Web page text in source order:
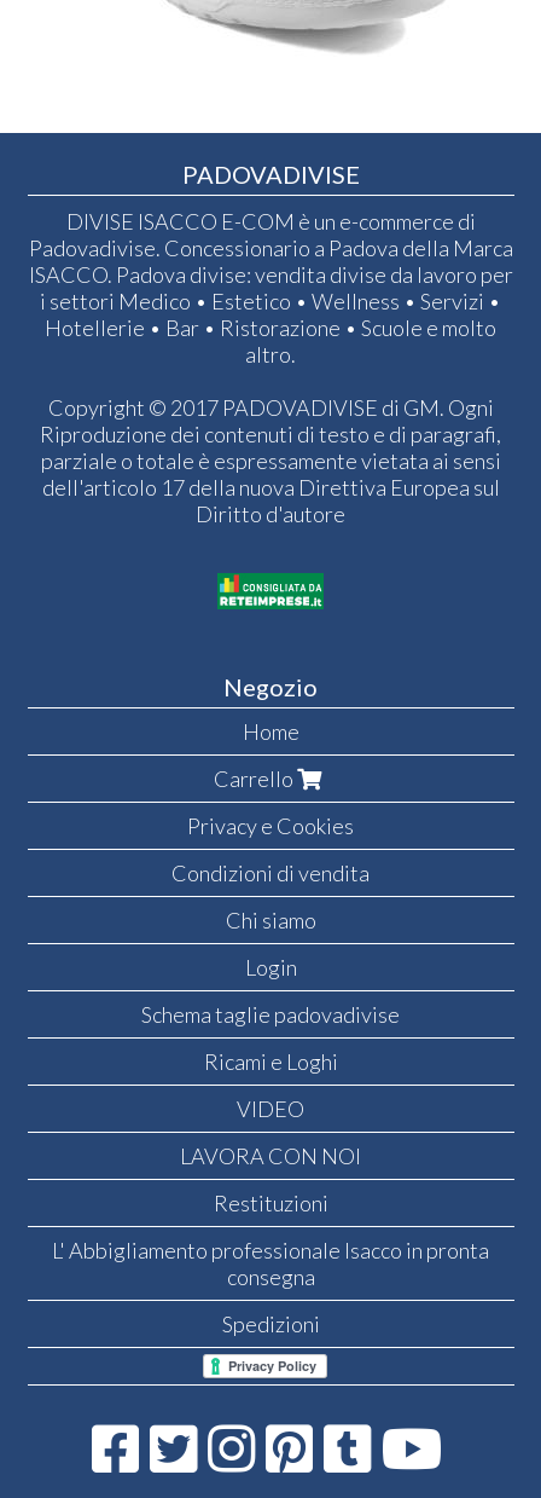
PADOVADIVISE
DIVISE ISACCO E-COM è un e-commerce di
Padovadivise. Concessionario a Padova della Marca
ISACCO. Padova divise: vendita divise da lavoro per
i settori Medico • Estetico • Wellness • Servizi •
Hotellerie • Bar • Ristorazione • Scuole e molto
altro.
Copyright © 2017 PADOVADIVISE di GM. Ogni
Riproduzione dei contenuti di testo e di paragrafi,
parziale o totale è espressamente vietata ai sensi
dell'articolo 17 della nuova Direttiva Europea sul
Diritto d'autore
Negozio
Home
Carrello
Privacy e Cookies
Condizioni di vendita
Chi siamo
Login
Schema taglie padovadivise
Ricami e Loghi
VIDEO
LAVORA CON NOI
Restituzioni
L' Abbigliamento professionale Isacco in pronta
consegna
Spedizioni